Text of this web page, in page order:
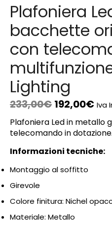
Plafoniera
bacchette
con
Lighting
233,00€ 192,00€ Iva
Plafoniera Led in metallo
telecomando in dotazione.
Informazioni tecniche:
Montaggio al soffitto
Girevole
Colore finitura: Nichel
Materiale: Metallo